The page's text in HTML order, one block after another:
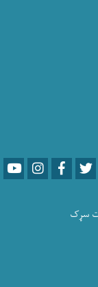
YoutubeLinkedInFacebook
سړک